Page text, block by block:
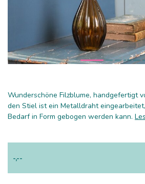
Wunderschöne Filzblume, handgefertigt
den Stiel ist ein Metalldraht
Bedarf in Form gebogen werden kann.
-,--